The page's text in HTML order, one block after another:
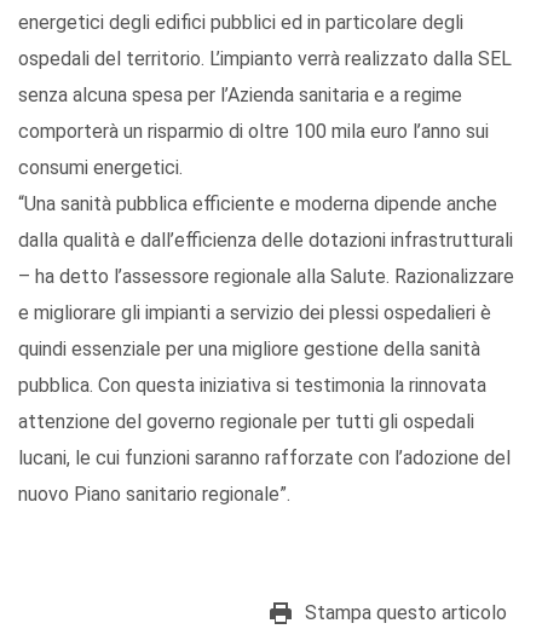
energetici degli edifici pubblici ed in particolare degli
ospedali del territorio. L’impianto verrà realizzato dalla SEL
senza alcuna spesa per l’Azienda sanitaria e a regime
comporterà un risparmio di oltre 100 mila euro l’anno sui
consumi energetici.
“Una sanità pubblica efficiente e moderna dipende anche
dalla qualità e dall’efficienza delle dotazioni infrastrutturali
– ha detto l’assessore regionale alla Salute. Razionalizzare
e migliorare gli impianti a servizio dei plessi ospedalieri è
quindi essenziale per una migliore gestione della sanità
pubblica. Con questa iniziativa si testimonia la rinnovata
attenzione del governo regionale per tutti gli ospedali
lucani, le cui funzioni saranno rafforzate con l’adozione del
nuovo Piano sanitario regionale”.
Stampa questo articolo